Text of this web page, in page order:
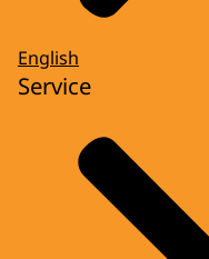
English
Service